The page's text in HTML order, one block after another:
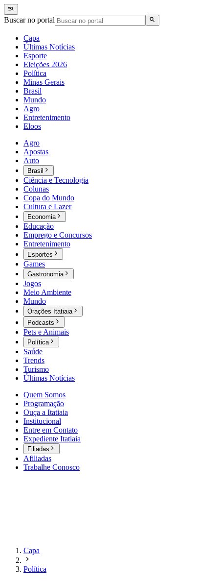
Buscar no portal
Capa
Últimas Notícias
Esporte
Eleições 2026
Política
Minas Gerais
Brasil
Mundo
Agro
Entretenimento
Eloos
Agro
Apostas
Auto
Brasil
Ciência e Tecnologia
Colunas
Copa do Mundo
Cultura e Lazer
Economia
Educação
Emprego e Concursos
Entretenimento
Esportes
Games
Gastronomia
Jogos
Meio Ambiente
Mundo
Orações Itatiaia
Podcasts
Pets e Animais
Política
Saúde
Trends
Turismo
Últimas Notícias
Quem Somos
Programação
Ouça a Itatiaia
Institucional
Entre em Contato
Expediente Itatiaia
Filiadas
Afiliadas
Trabalhe Conosco
Capa
Política